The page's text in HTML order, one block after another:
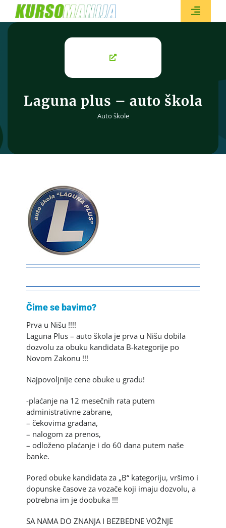
content
Toggle
Laguna plus – auto škola
Auto škole
Čime se bavimo?
Prva u Nišu !!!!
Laguna Plus – auto škola je prva u Nišu dobila
dozvolu za obuku kandidata B-kategorije po
Novom Zakonu !!!
Najpovoljnije cene obuke u gradu!
-plaćanje na 12 mesečnih rata putem
administrativne zabrane,
– čekovima građana,
– nalogom za prenos,
– odloženo plaćanje i do 60 dana putem naše
banke.
Pored obuke kandidata za „B“ kategoriju, vršimo i
dopunske časove za vozače koji imaju dozvolu, a
potrebna im je doobuka !!!
SA NAMA DO ZNANJA I BEZBEDNE VOŽNJE